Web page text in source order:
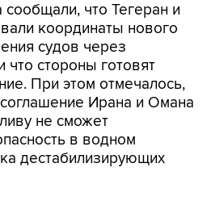
что Тегеран и
координаты нового
судов через
стороны готовят
При этом отмечалось,
Ирана и Омана
не сможет
в водном
дестабилизирующих